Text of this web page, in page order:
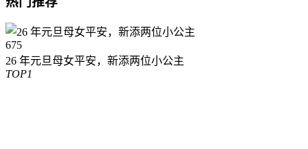
675
26 年元旦母女平安，新添两位小公主
TOP1